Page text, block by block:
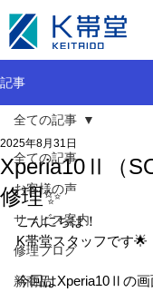
記事
全ての記事
お客様の声
サービス案内
修理ブログ
新商品
全ての記事
Xperia10Ⅱ（
修理✨
2025年8月31日
こんにちは！
K帯堂スタッフです🌟
今回はXperia10Ⅱの